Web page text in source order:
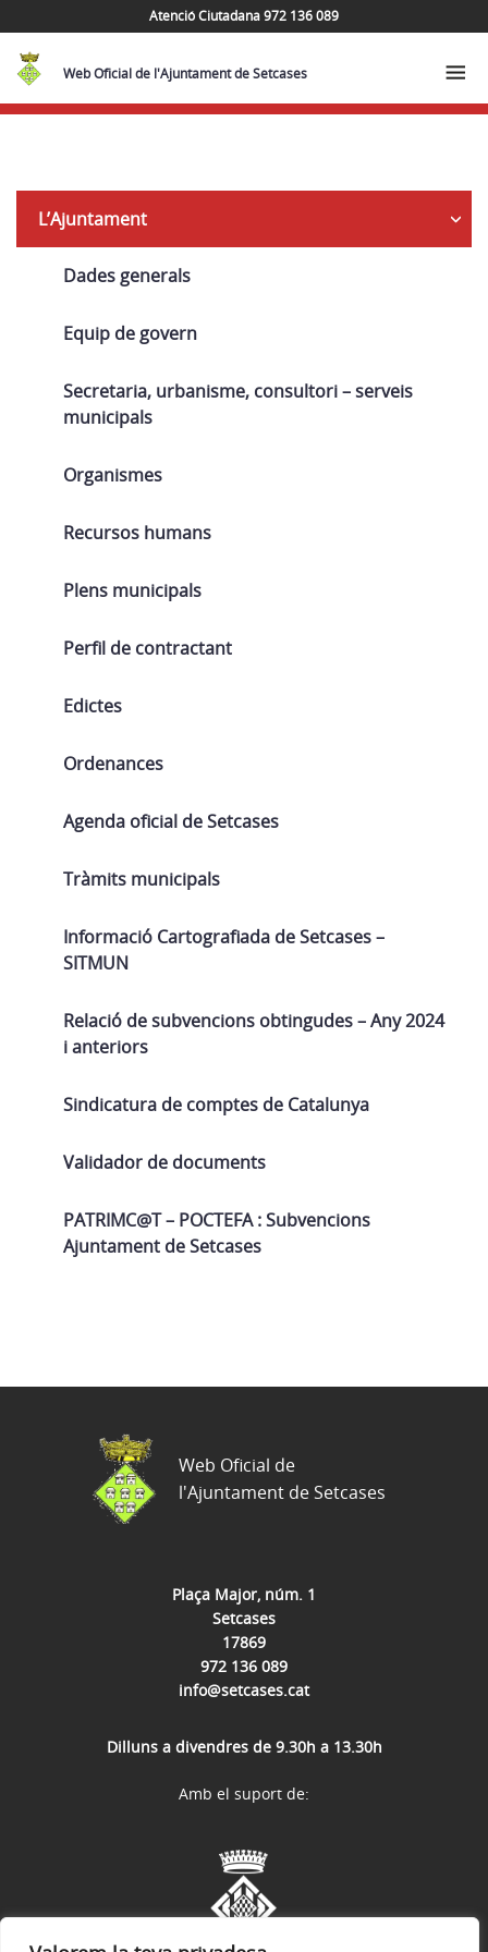
Atenció Ciutadana 972 136 089
Web Oficial de l'Ajuntament de Setcases
Navega
L’Ajuntament
Dades generals
Equip de govern
Secretaria, urbanisme, consultori – serveis
municipals
Organismes
Recursos humans
Plens municipals
Perfil de contractant
Edictes
Ordenances
Agenda oficial de Setcases
Tràmits municipals
Informació Cartografiada de Setcases –
SITMUN
Relació de subvencions obtingudes – Any 2024
i anteriors
Sindicatura de comptes de Catalunya
Validador de documents
PATRIMC@T – POCTEFA : Subvencions
Ajuntament de Setcases
Plaça Major, núm. 1
Setcases
17869
972 136 089
info@setcases.cat
Dilluns a divendres de 9.30h a 13.30h
Web Oficial de
l'Ajuntament de Setcases
Amb el suport de: